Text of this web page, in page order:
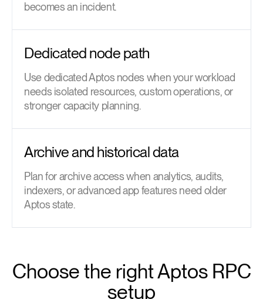
becomes an incident.
Dedicated node path
Use dedicated Aptos nodes when your workload
needs isolated resources, custom operations, or
stronger capacity planning.
Archive and historical data
Plan for archive access when analytics, audits,
indexers, or advanced app features need older
Aptos state.
Choose the right Aptos RPC
setup